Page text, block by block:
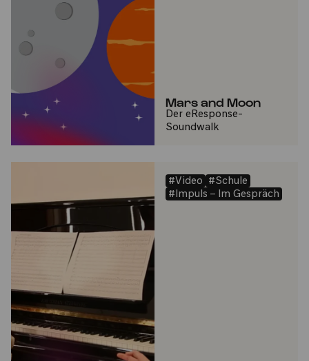
Mars and Moon
Der eResponse-
Soundwalk
#Video
#Schule
#Impuls – Im Gespräch